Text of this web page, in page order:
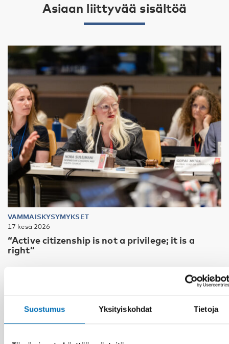
Suostumus Yksityiskohdat Tietoja
Asiaan liittyvää sisältöä
VAMMAISKYSYMYKSET
17 kesä 2026
“Active citizenship is not a privilege; it is a
right”